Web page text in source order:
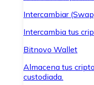
Intercambiar
Intercambia tus
Bitnovo Wallet
Almacena tus
custodiada.